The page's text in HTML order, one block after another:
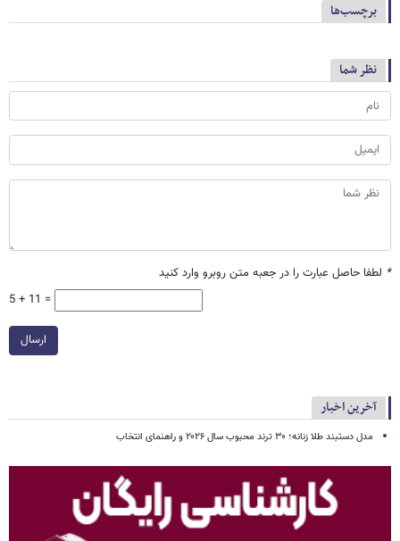
برچسب‌ها
نظر شما
* لطفا حاصل عبارت را در جعبه متن روبرو وارد کنید
5 + 11 =
ارسال
آخرین اخبار
مدل دستبند طلا زنانه؛ ۳۰ ترند محبوب سال ۲۰۲۶ و راهنمای انتخاب